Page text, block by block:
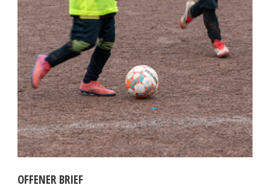
OFFENER BRIEF